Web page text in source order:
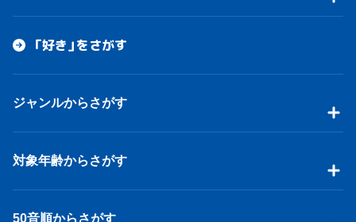
「好き」をさがす
ジャンルからさがす
対象年齢からさがす
50音順からさがす